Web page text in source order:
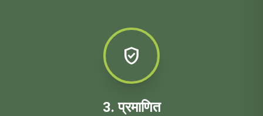
verified_user
3. प्रमाणित